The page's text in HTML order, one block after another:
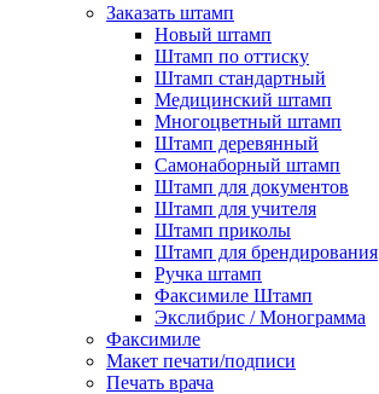
Заказать штамп
Новый штамп
Штамп по оттиску
Штамп стандартный
Медицинский штамп
Многоцветный штамп
Штамп деревянный
Самонаборный штамп
Штамп для документов
Штамп для учителя
Штамп приколы
Штамп для брендирования
Ручка штамп
Факсимиле Штамп
Экслибрис / Монограмма
Факсимиле
Макет печати/подписи
Печать врача